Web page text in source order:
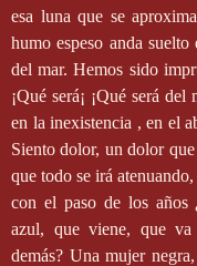
esa luna que se
humo espeso anda
del mar. Hemos sido
¡Qué será¡ ¡Qué será
en la inexistencia , en el
Siento dolor, un dolor
que todo se irá
con el paso de los años
azul, que viene, que
demás? Una mujer